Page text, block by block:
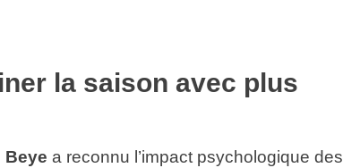
la saison avec plus
Beye a reconnu l’impact psychologique des